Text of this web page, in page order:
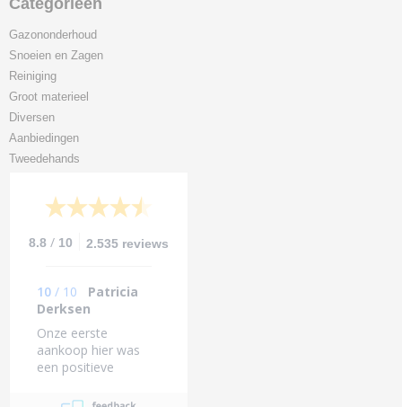
Categorieën
Gazononderhoud
Snoeien en Zagen
Reiniging
Groot materieel
Diversen
Aanbiedingen
Tweedehands
8.8 / 10 2.535 reviews
10 / 10
Patricia
Derksen
Onze eerste
aankoop hier was
een positieve